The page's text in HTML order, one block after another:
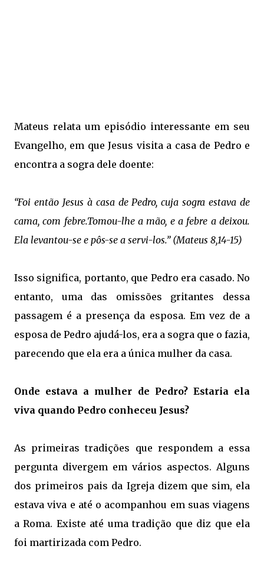
Mateus relata um episódio interessante em seu
Evangelho, em que Jesus visita a casa de Pedro e
encontra a sogra dele doente:
“Foi então Jesus à casa de Pedro, cuja sogra estava de
cama, com febre.Tomou-lhe a mão, e a febre a deixou.
Ela levantou-se e pôs-se a servi-los.” (Mateus 8,14-15)
Isso significa, portanto, que Pedro era casado. No
entanto, uma das omissões gritantes dessa
passagem é a presença da esposa. Em vez de a
esposa de Pedro ajudá-los, era a sogra que o fazia,
parecendo que ela era a única mulher da casa.
Onde estava a mulher de Pedro? Estaria ela
viva quando Pedro conheceu Jesus?
As primeiras tradições que respondem a essa
pergunta divergem em vários aspectos. Alguns
dos primeiros pais da Igreja dizem que sim, ela
estava viva e até o acompanhou em suas viagens
a Roma. Existe até uma tradição que diz que ela
foi martirizada com Pedro.